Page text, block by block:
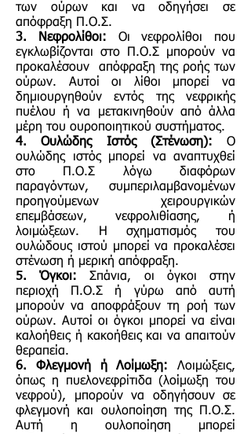
των ούρων και να οδηγήσει σε
απόφραξη Π.Ο.Σ.
3. Νεφρολίθοι: Οι νεφρολίθοι που
εγκλωβίζονται στο Π.Ο.Σ μπορούν να
προκαλέσουν απόφραξη της ροής των
ούρων. Αυτοί οι λίθοι μπορεί να
δημιουργηθούν εντός της νεφρικής
πυέλου ή να μετακινηθούν από άλλα
μέρη του ουροποιητικού συστήματος.
4. Ουλώδης Ιστός (Στένωση): Ο
ουλώδης ιστός μπορεί να αναπτυχθεί
στο Π.Ο.Σ λόγω διαφόρων
παραγόντων, συμπεριλαμβανομένων
προηγούμενων χειρουργικών
επεμβάσεων, νεφρολιθίασης, ή
λοιμώξεων. Η σχηματισμός του
ουλώδους ιστού μπορεί να προκαλέσει
στένωση ή μερική απόφραξη.
5. Όγκοι: Σπάνια, οι όγκοι στην
περιοχή Π.Ο.Σ ή γύρω από αυτή
μπορούν να αποφράξουν τη ροή των
ούρων. Αυτοί οι όγκοι μπορεί να είναι
καλοήθεις ή κακοήθεις και να απαιτούν
θεραπεία.
6. Φλεγμονή ή Λοίμωξη: Λοιμώξεις,
όπως η πυελονεφρίτιδα (λοίμωξη του
νεφρού), μπορούν να οδηγήσουν σε
φλεγμονή και ουλοποίηση της Π.Ο.Σ.
Αυτή η ουλοποίηση μπορεί